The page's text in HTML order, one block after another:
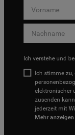
Ich verstehe und
Ich stimme
elektronischer
zusenden
jederzeit mit
Mehr anzeigen